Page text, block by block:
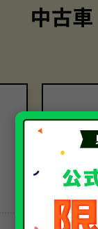
中古
30代・
三重